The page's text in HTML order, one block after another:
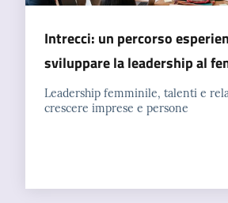
Intrecci: un percorso
sviluppare la leadership al
Leadership femminile, talenti e
crescere imprese e persone